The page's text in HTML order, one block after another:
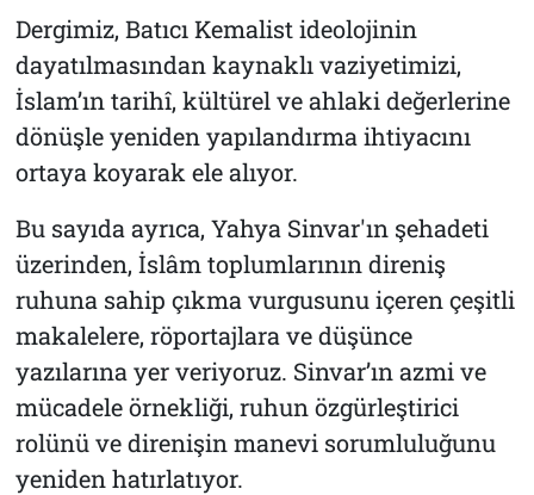
Dergimiz, Batıcı Kemalist ideolojinin
dayatılmasından kaynaklı vaziyetimizi,
İslam’ın tarihî, kültürel ve ahlaki değerlerine
dönüşle yeniden yapılandırma ihtiyacını
ortaya koyarak ele alıyor.
Bu sayıda ayrıca, Yahya Sinvar'ın şehadeti
üzerinden, İslâm toplumlarının direniş
ruhuna sahip çıkma vurgusunu içeren çeşitli
makalelere, röportajlara ve düşünce
yazılarına yer veriyoruz. Sinvar’ın azmi ve
mücadele örnekliği, ruhun özgürleştirici
rolünü ve direnişin manevi sorumluluğunu
yeniden hatırlatıyor.